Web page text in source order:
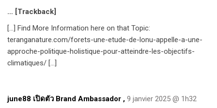
… [Trackback]
[…] Find More Information here on that Topic:
teranganature.com/forets-une-etude-de-lonu-appelle-a-une-
approche-politique-holistique-pour-atteindre-les-objectifs-
climatiques/ […]
june88 เปิดตัว Brand Ambassador , 9 janvier 2025 @ 1h32